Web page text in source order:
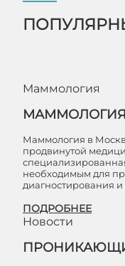
Маммология
Маммология в
продвинутой
необходимым для
диагностирования и
ПОДРОБНЕЕ
Новости